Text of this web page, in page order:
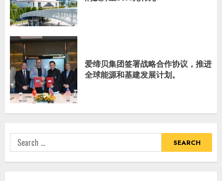
爱缔贝集团签署战略合作协议，推进
全球能源和基建发展计划。
Search
for: